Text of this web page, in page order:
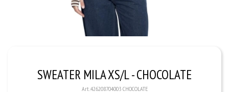
SWEATER MILA XS/L - CHOCOLATE
426208704003 CHOCOLATE